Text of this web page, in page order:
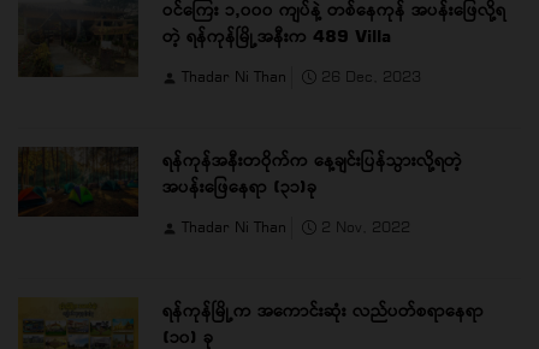
ဝင်ကြေး ၁,၀၀၀ ကျပ်နဲ့ တစ်နေကုန် အပန်းဖြေလို့ရ
တဲ့ ရန်ကုန်မြို့အနီးက 489 Villa
Thadar Ni Than 26 Dec, 2023
ရန်ကုန်အနီးတဝိုက်က နေ့ချင်းပြန်သွားလို့ရတဲ့
အပန်းဖြေနေရာ (၃၁)ခု
Thadar Ni Than 2 Nov, 2022
ရန်ကုန်မြို့က အကောင်းဆုံး လည်ပတ်စရာနေရာ
(၁၀) ခု